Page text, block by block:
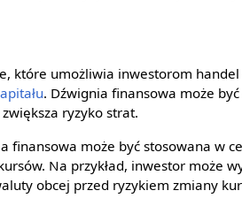
które umożliwia inwestorom
. Dźwignia finansowa może
ryzyko strat.
finansowa może być stosowana w
Na przykład, inwestor może
obcej przed ryzykiem zmiany